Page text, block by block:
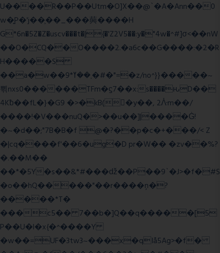
U����R��P��Utm�O]X��@`�A�Ann��0
w�͍P�'j��֛��_���䕟����H
G*6n�5Z�Z�uscv���t�|{�'Z2V5��:y�"4w�^#]σ<��nW
��O�CQ��O����2.�a6c��G����:�2�R
H�����S
��a�w��9*܂��ߌ�#�"=�z/no^}}�����~
쀢nxs0������TFm�ϛ7��x:s����ԋD��
4Kƀ��fL�}�G9 �>�kB(�ِy��, 2ᐿm��/
����!�V���nuQ�>��u��]|����Ġ!
�~�d��;"7B�B�f @�?��p�c�+���/< Z
�|cq����f'��6�ug�D pr�W�� �zv��%?
�.��M��
��*�5Y�s��&*#���ǆ��P��9`�J>�f�#S
�o��hQ�����"��r����ņ�?
�����*T�
���c5�� 7��b�]Q��q�����[5
P��U�l�x{�^����Y
�w��=UF�3tw3~���x�qIå5Ag>�f�